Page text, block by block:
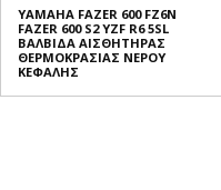
YAMAHA FAZER 600 FZ6N
FAZER 600 S2 YZF R6 5SL
ΒΑΛΒΙΔΑ ΑΙΣΘΗΤΗΡΑΣ
ΘΕΡΜΟΚΡΑΣΙΑΣ ΝΕΡΟΥ
ΚΕΦΑΛΗΣ